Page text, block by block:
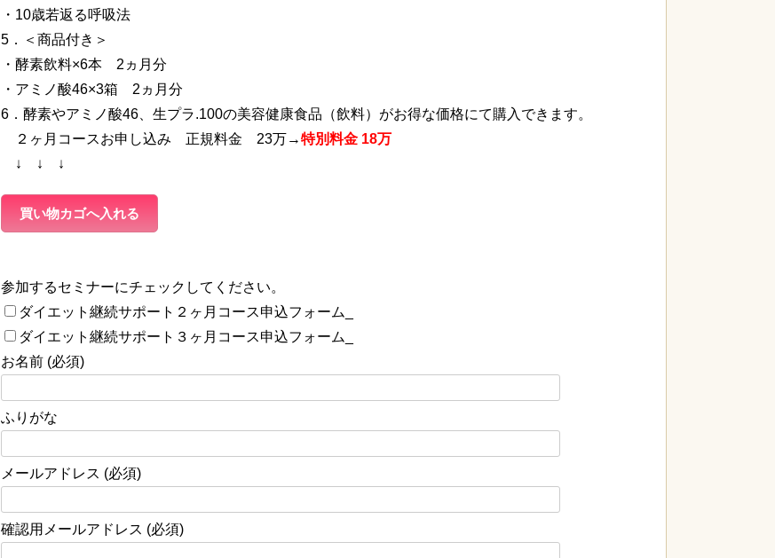
・10歳若返る呼吸法
5．＜商品付き＞
・酵素飲料×6本 2ヵ月分
・アミノ酸46×3箱 2ヵ月分
6．酵素やアミノ酸46、生プラ.100の美容健康食品（飲料）がお得な価格にて購入できます。
２ヶ月コースお申し込み 正規料金 23万→特別料金 18万
↓ ↓ ↓
参加するセミナーにチェックしてください。
ダイエット継続サポート２ヶ月コース申込フォーム_
ダイエット継続サポート３ヶ月コース申込フォーム_
お名前 (必須)
ふりがな
メールアドレス (必須)
確認用メールアドレス (必須)